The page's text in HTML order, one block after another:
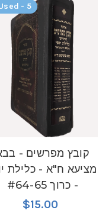
- 5
קובץ מפרשים -
מציעא ח"א - כלילת
- כרוך #64-65
$15.00